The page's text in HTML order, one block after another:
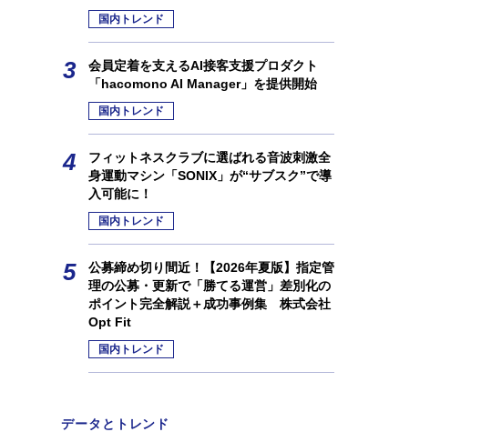
国内トレンド
会員定着を支えるAI接客支援プロダクト
「hacomono AI Manager」を提供開始
国内トレンド
フィットネスクラブに選ばれる音波刺激全
身運動マシン「SONIX」が“サブスク”で導
入可能に！
国内トレンド
公募締め切り間近！【2026年夏版】指定管
理の公募・更新で「勝てる運営」差別化の
ポイント完全解説＋成功事例集 株式会社
Opt Fit
国内トレンド
データとトレンド